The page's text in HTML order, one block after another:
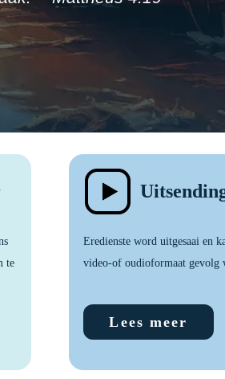
te
Eredienste word uitgesaai en
video-of oudioformaat gevolg
Lees meer